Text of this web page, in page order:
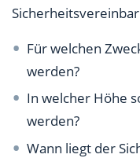
Für welchen
werden?
In welcher Höhe
werden?
Wann liegt der